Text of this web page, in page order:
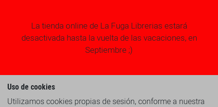
La tienda online de La Fuga Librerias estará
desactivada hasta la vuelta de las vacaciones, en
Septiembre ;)
Uso de cookies
Utilizamos cookies propias de sesión, conforme a nuestra